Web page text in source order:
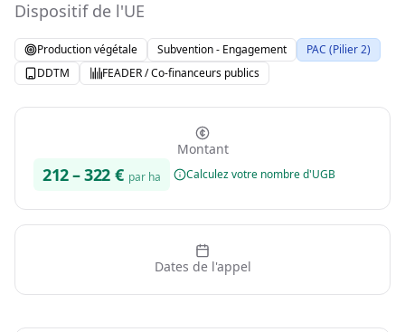
Dispositif de l'UE
Production végétale Subvention - Engagement
PAC (Pilier 2)
DDTM
FEADER / Co-financeurs publics
Montant
212–322 € par ha Calculez votre nombre d'UGB
Dates de l'appel